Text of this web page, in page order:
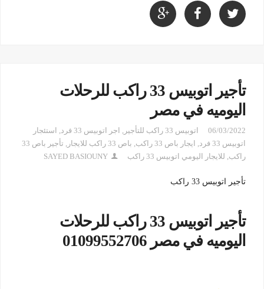
تأجير اتوبيس 33 راكب للرحلات
اليوميه في مصر
06/03/2022 اتوبيس 33 راكب للتأجير , اجر اتوبيس 33 فرد , استئجار
اتوبيس 33 فرد
, ايجار باص 33 راكب , باص 33 راكب للايجار ,
تأجير باص 33
راكب, للايجار اليومي اتوبيس 33 راكب SAYED BASIOUNY
تأجير اتوبيس 33 راكب
تأجير اتوبيس 33 راكب للرحلات
اليوميه في مصر 01099552706